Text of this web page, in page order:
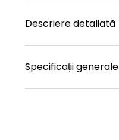
Descriere detaliată
Specificații generale